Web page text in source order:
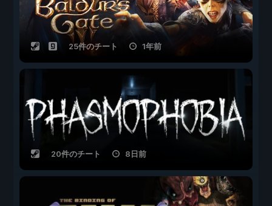
25件のチート 1年前
20件のチート 8日前